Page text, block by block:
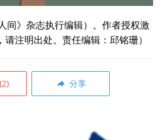
间》杂志执行编辑）。作者授权激
注明出处。责任编辑：邱铭珊）
(2) 分享